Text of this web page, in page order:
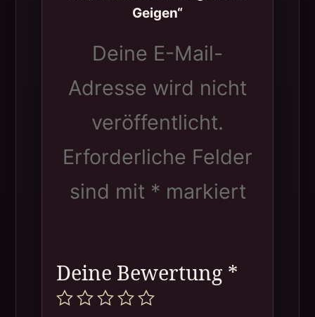
Geigen“
Deine E-Mail-
Adresse wird nicht
veröffentlicht.
Erforderliche Felder
sind mit * markiert
Deine Bewertung *